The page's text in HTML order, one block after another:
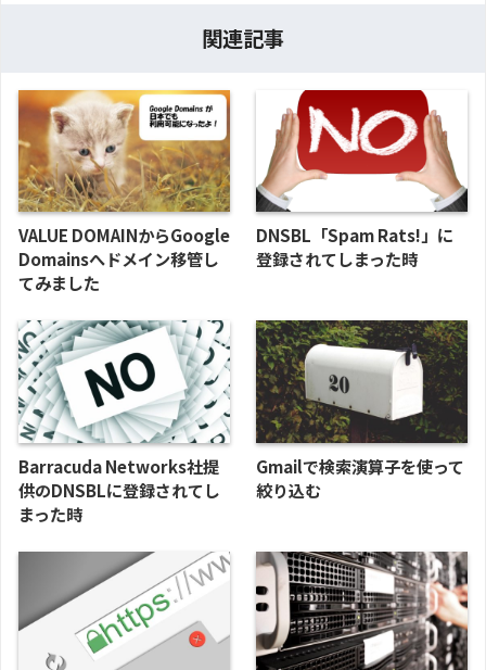
関連記事
VALUE DOMAINからGoogle
Domainsへドメイン移管し
てみました
DNSBL「Spam Rats!」に
登録されてしまった時
Barracuda Networks社提
供のDNSBLに登録されてし
まった時
Gmailで検索演算子を使って
絞り込む